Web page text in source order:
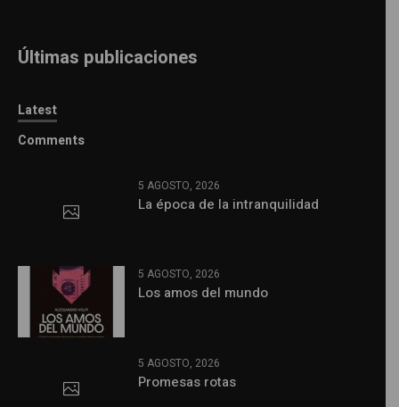
Últimas publicaciones
Latest
Comments
5 AGOSTO, 2026
La época de la intranquilidad
5 AGOSTO, 2026
Los amos del mundo
5 AGOSTO, 2026
Promesas rotas